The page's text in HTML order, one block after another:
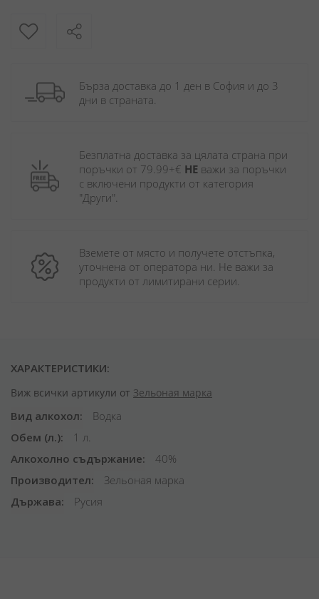
Бърза доставка до 1 ден в София и до 3
дни в страната.
Безплатна доставка за цялата страна при
поръчки от 79.99+€ НЕ важи за поръчки
с включени продукти от категория
"Други".
Вземете от място и получете отстъпка,
уточнена от оператора ни. Не важи за
продукти от лимитирани серии.
ХАРАКТЕРИСТИКИ:
Виж всички артикули от Зельоная марка
Вид алкохол
Водка
Обем (л.)
1 л.
Алкохолно съдържание
40%
Производител
Зельоная марка
Държава
Русия